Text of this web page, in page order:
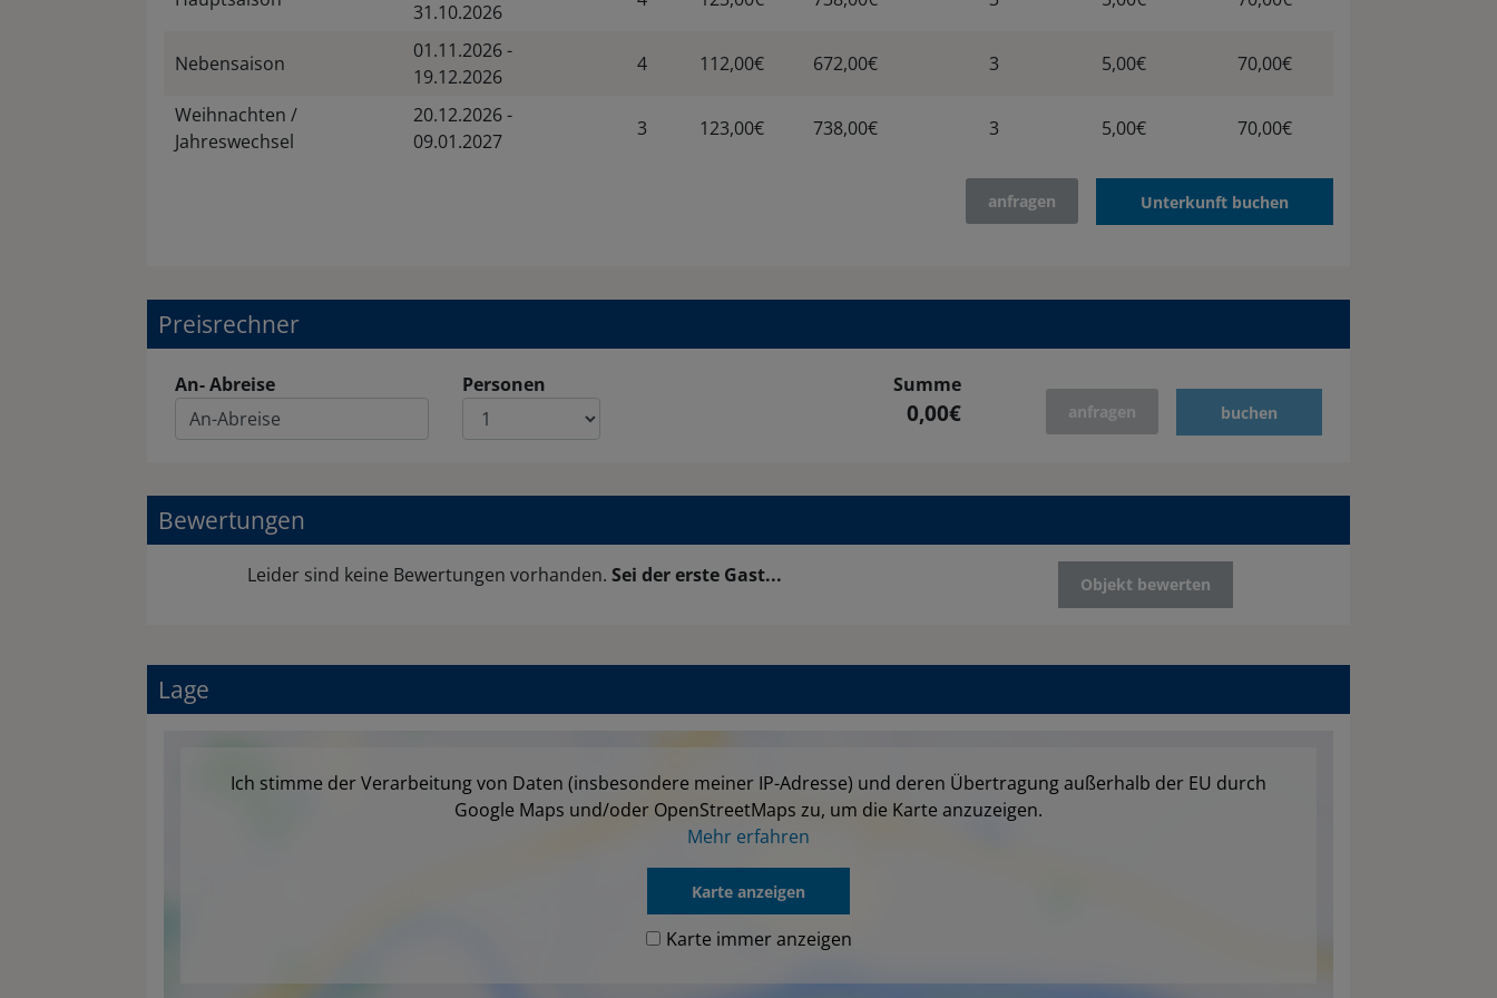
31.10.2026
Nebensaison
01.11.2026 -
19.12.2026
4 112,00€ 672,00€ 3 5,00€ 70,00€
Weihnachten /
Jahreswechsel
20.12.2026 -
09.01.2027
3 123,00€ 738,00€ 3 5,00€ 70,00€
Unterkunft buchen
anfragen
Preisrechner
An- Abreise Personen Summe
0,00€ buchen
anfragen
Bewertungen
Leider sind keine Bewertungen vorhanden. Sei der erste Gast... Objekt bewerten
Lage
Ich stimme der Verarbeitung von Daten (insbesondere meiner IP-Adresse) und deren Übertragung außerhalb der EU durch
Google Maps und/oder OpenStreetMaps zu, um die Karte anzuzeigen.
Mehr erfahren
Karte anzeigen
Karte immer anzeigen